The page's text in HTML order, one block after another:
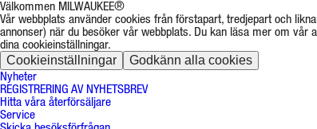
Välkommen MILWAUKEE®
Vår webbplats använder cookies från förstapart, tredjepart och
annonser) när du besöker vår webbplats. Du kan läsa mer om vår
dina cookieinställningar.
Cookieinställningar Godkänn alla cookies
Nyheter
REGISTRERING AV NYHETSBREV
Hitta våra återförsäljare
Service